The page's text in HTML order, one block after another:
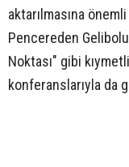
aktarılmasına
Pencereden
Noktası" gibi
konferanslarıyla da